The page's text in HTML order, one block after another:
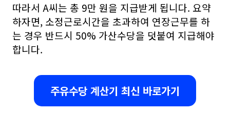
따라서 A씨는 총 9만 원을 지급받게 됩니다. 요약
하자면, 소정근로시간을 초과하여 연장근무를 하
는 경우 반드시 50% 가산수당을 덧붙여 지급해야
합니다.
주유수당 계산기 최신 바로가기